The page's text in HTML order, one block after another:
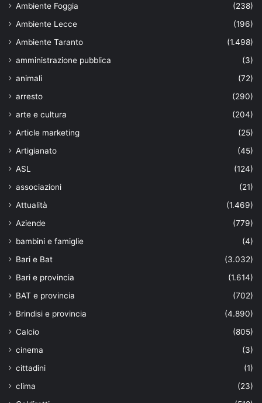
Ambiente Foggia
(238)
Ambiente Lecce
(196)
Ambiente Taranto
(1.498)
amministrazione pubblica
(3)
animali
(72)
arresto
(290)
arte e cultura
(204)
Article marketing
(25)
Artigianato
(45)
ASL
(124)
associazioni
(21)
Attualità
(1.469)
Aziende
(779)
bambini e famiglie
(4)
Bari e Bat
(3.032)
Bari e provincia
(1.614)
BAT e provincia
(702)
Brindisi e provincia
(4.890)
Calcio
(805)
cinema
(3)
cittadini
(1)
clima
(23)